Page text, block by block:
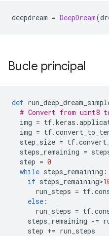
deepdream = DeepDream(
Bucle principal
def
# Convert from uint8
img = tf.keras .
img = tf.
step_size = tf.
steps_remaining =
step = 0
while steps_remaining :
if steps_remaining>
run_steps = tf.
else :
run_steps = tf.
steps_remaining -=
step += run_steps